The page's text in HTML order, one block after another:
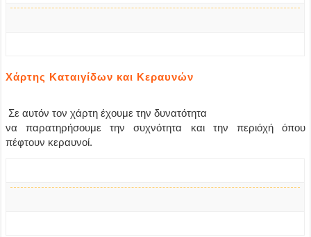
Χάρτης Καταιγίδων και Κεραυνών
Σε αυτόν τον χάρτη έχουμε την δυνατότητα
να παρατηρήσουμε την συχνότητα και την περιόχή όπου
πέφτουν κεραυνοί.